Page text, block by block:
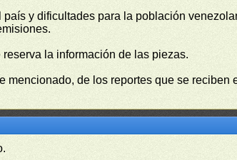
y dificultades para la población
la información de las piezas.
de los reportes que se reciben